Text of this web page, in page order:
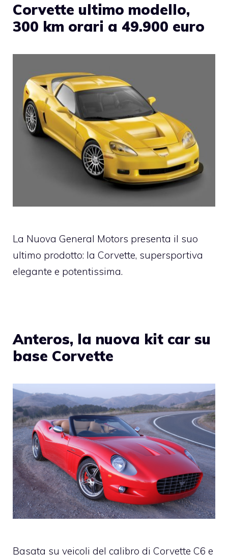
Corvette ultimo modello,
300 km orari a 49.900 euro
La Nuova General Motors presenta il suo
ultimo prodotto: la Corvette, supersportiva
elegante e potentissima.
Anteros, la nuova kit car su
base Corvette
Basata su veicoli del calibro di Corvette C6 e